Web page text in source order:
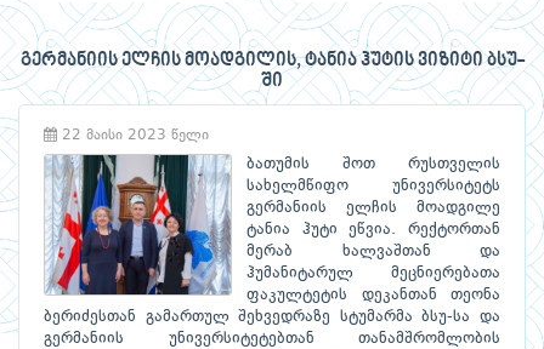
გერმანიის ელჩის მოადგილის, ტანია ჰუტის ვიზიტი ბსუ-
ში
22 მაისი 2023 წელი
ბათუმის შოთ რუსთველის
სახელმწიფო უნივერსიტეტს
გერმანიის ელჩის მოადგილე
ტანია ჰუტი ეწვია. რექტორთან
მერაბ ხალვაშთან და
ჰუმანიტარულ მეცნიერებათა
ფაკულტეტის დეკანთან თეონა
ბერიძესთან გამართულ შეხვედრაზე სტუმარმა ბსუ-სა და
გერმანიის უნივერსიტეტებთან თანამშრომლობის